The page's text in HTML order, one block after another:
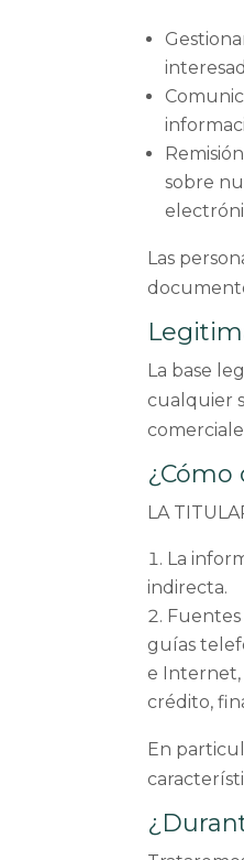
sobre
Las
La base
cualquier
¿Cómo
LA
La
indirecta.
Fuentes
guías
e Internet,
crédito,
En